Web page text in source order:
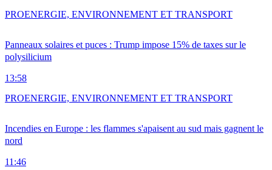
Panneaux solaires et puces : Trump impose 15% de taxes sur le
polysilicium
13:58
PROENERGIE, ENVIRONNEMENT ET TRANSPORT
Incendies en Europe : les flammes s'apaisent au sud mais gagnent le
nord
11:46
PROENERGIE, ENVIRONNEMENT ET TRANSPORT